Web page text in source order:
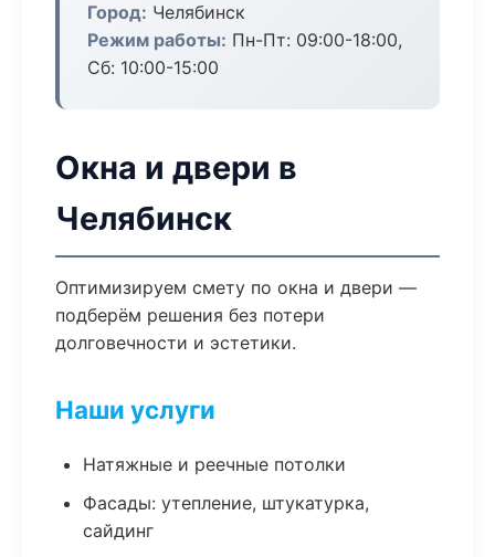
Город: Челябинск
Режим работы: Пн-Пт: 09:00-18:00,
Сб: 10:00-15:00
Окна и двери в
Челябинск
Оптимизируем смету по окна и двери —
подберём решения без потери
долговечности и эстетики.
Наши услуги
Натяжные и реечные потолки
Фасады: утепление, штукатурка,
сайдинг